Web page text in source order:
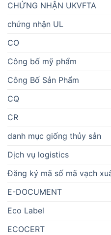
CHỨNG NHẬN UKVFTA
chứng nhận UL
CO
Công bố mỹ phẩm
Công Bố Sản Phẩm
CQ
CR
danh mục giống thủy sản
Dịch vụ logistics
Đăng ký mã số mã vạch
E-DOCUMENT
Eco Label
ECOCERT